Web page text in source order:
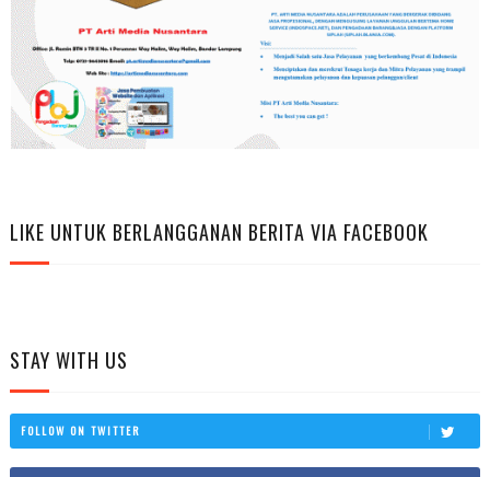
LIKE UNTUK BERLANGGANAN BERITA VIA FACEBOOK
STAY WITH US
FOLLOW ON TWITTER